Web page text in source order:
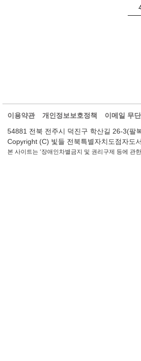
이용약관 개인정보보호정책
이메일 무
54881 전북 전주시 덕진구 학산길 26-3(
Copyright (C) 빛들 전북특별자치도점자도
본 사이트는 ‘장애인차별금지 및 권리구제 등에 관